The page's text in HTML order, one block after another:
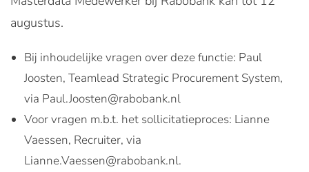
augustus.
Bij inhoudelijke vragen over deze functie: Paul
Joosten, Teamlead Strategic Procurement System,
via Paul.Joosten@rabobank.nl
Voor vragen m.b.t. het sollicitatieproces: Lianne
Vaessen, Recruiter, via
Lianne.Vaessen@rabobank.nl.